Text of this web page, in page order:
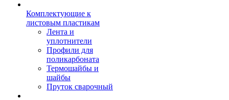
Комплектующие к
листовым пластикам
Лента и
уплотнители
Профили для
поликарбоната
Термошайбы и
шайбы
Пруток сварочный